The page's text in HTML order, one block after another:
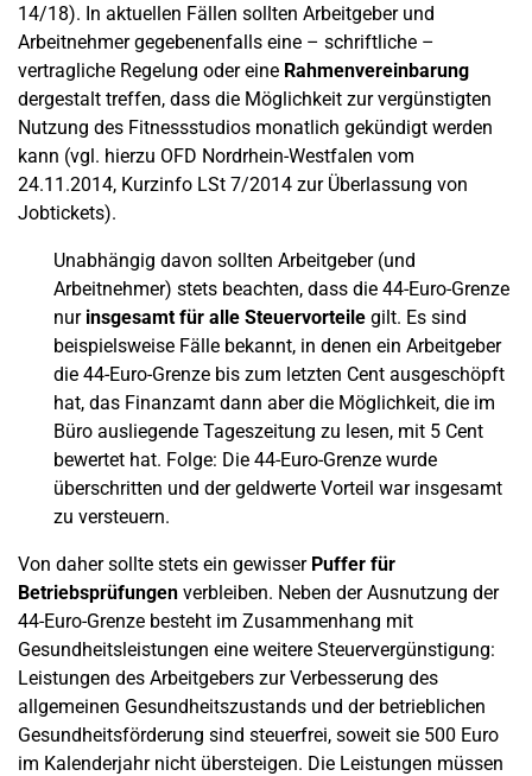
14/18). In aktuellen Fällen sollten Arbeitgeber und
Arbeitnehmer gegebenenfalls eine – schriftliche –
vertragliche Regelung oder eine Rahmenvereinbarung
dergestalt treffen, dass die Möglichkeit zur vergünstigten
Nutzung des Fitnessstudios monatlich gekündigt werden
kann (vgl. hierzu OFD Nordrhein-Westfalen vom
24.11.2014, Kurzinfo LSt 7/2014 zur Überlassung von
Jobtickets).
Unabhängig davon sollten Arbeitgeber (und
Arbeitnehmer) stets beachten, dass die 44-Euro-Grenze
nurinsgesamt für alle Steuervorteile gilt. Es sind
beispielsweise Fälle bekannt, in denen ein Arbeitgeber
die 44-Euro-Grenze bis zum letzten Cent ausgeschöpft
hat, das Finanzamt dann aber die Möglichkeit, die im
Büro ausliegende Tageszeitung zu lesen, mit 5 Cent
bewertet hat. Folge: Die 44-Euro-Grenze wurde
überschritten und der geldwerte Vorteil war insgesamt
zu versteuern.
Von daher sollte stets ein gewisser Puffer für
Betriebsprüfungen verbleiben. Neben der Ausnutzung der
44-Euro-Grenze besteht im Zusammenhang mit
Gesundheitsleistungen eine weitere Steuervergünstigung:
Leistungen des Arbeitgebers zur Verbesserung des
allgemeinen Gesundheitszustands und der betrieblichen
Gesundheitsförderung sind steuerfrei, soweit sie 500 Euro
im Kalenderjahr nicht übersteigen. Die Leistungen müssen